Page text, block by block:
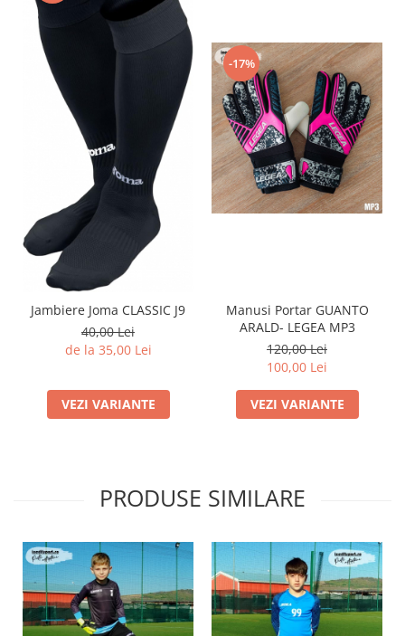
Jambiere Joma CLASSIC J9
40,00 Lei
de la 35,00 Lei
VEZI VARIANTE
-17%
Manusi Portar GUANTO
ARALD- LEGEA MP3
120,00 Lei
100,00 Lei
VEZI VARIANTE
PRODUSE SIMILARE